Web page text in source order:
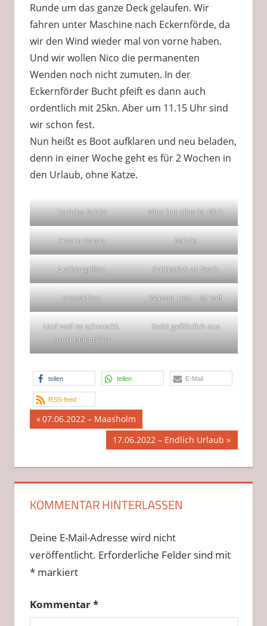
Runde um das ganze Deck gelaufen. Wir
fahren unter Maschine nach Eckernförde, da
wir den Wind wieder mal von vorne haben.
Und wir wollen Nico die permanenten
Wenden noch nicht zumuten. In der
Eckernförder Bucht pfeift es dann auch
ordentlich mit 25kn. Aber um 11.15 Uhr sind
wir schon fest.
Nun heißt es Boot aufklaren und neu beladen,
denn in einer Woche geht es für 2 Wochen in
den Urlaub, ohne Katze.
Tschüss Schlei Nico hat alles im Blick
Fest in Damp Müde
Lecker grillen Frühstück an Deck
Inspektion Wasser Test – ist kalt
Und weil es schmeckt,
noch mal grillen
Sieht gefährlich aus
teilen teilen E-Mail
RSS-feed
Beitragsnavigation
Vorheriger
Beitrag:
07.06.2022 – Maasholm
Nächster
17.06.2022 – Endlich Urlaub
KOMMENTAR HINTERLASSEN
Deine E-Mail-Adresse wird nicht
veröffentlicht. Erforderliche Felder sind mit
*markiert
Kommentar*